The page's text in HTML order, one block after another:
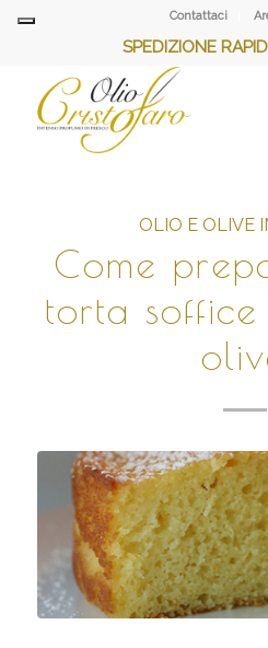
Contattaci
SPEDIZIONE
OLIO E OLIVE
Come
torta